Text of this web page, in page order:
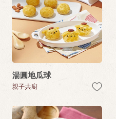
湯圓地瓜球
親子共廚